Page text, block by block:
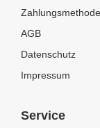
AGB
Datenschutz
Impressum
Service